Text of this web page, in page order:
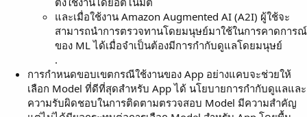
และเมื่อใช้งาน Amazon Augmented AI (A2I) ผู้ใช้จะ
สามารถนำการตรวจทานโดยมนุษย์มาใช้ในการคาดการณ์
ของ ML ได้เมื่อจำเป็นต้องมีการกำกับดูแลโดยมนุษย์
.
การกำหนดขอบเขตกรณีใช้งานของ App อย่างแคบจะช่วยให้
เลือก Model ที่ดีที่สุดสำหรับ App ได้ นโยบายการกำกับดูแลและ
ความรับผิดชอบในการติดตามตรวจสอบ Model มีความสำคัญ